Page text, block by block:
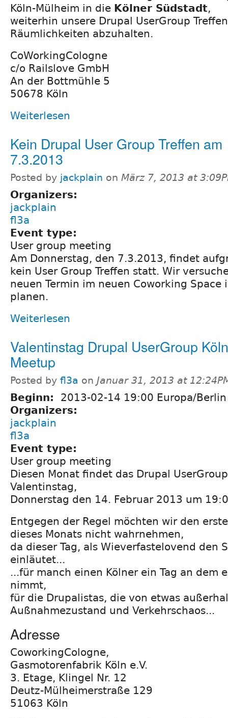
Köln-Mülheim in die Kölner Südstadt,
weiterhin unsere Drupal UserGroup
Räumlichkeiten abzuhalten.
CoWorkingCologne
c/o Railslove GmbH
An der Bottmühle 5
50678 Köln
Weiterlesen
Kein Drupal User Group Treffen am
7.3.2013
Posted by jackplain on März 7, 2013 at
Organizers:
jackplain
fl3a
Event type:
User group meeting
Am Donnerstag, den 7.3.2013, findet
kein User Group Treffen statt. Wir
neuen Termin im neuen Coworking Space
planen.
Weiterlesen
Valentinstag Drupal UserGroup
Meetup
Posted by fl3a on Januar 31, 2013 at
Beginn:
2013-02-14 19:00 Europa/Berlin
Organizers:
jackplain
fl3a
Event type:
User group meeting
Diesen Monat findet das Drupal
Valentinstag,
Donnerstag den 14. Februar 2013 um
Entgegen der Regel möchten wir den
dieses Monats nicht wahrnehmen,
da dieser Tag, als Wieverfastelovend den
einläutet...
...für manch einen Kölner ein Tag an dem
nimmt,
für die Drupalistas, die von etwas
Außnahmezustand und Verkehrschaos...
Adresse
CoworkingCologne,
Gasmotorenfabrik Köln e.V.
3. Etage, Klingel Nr. 12
Deutz-Mülheimerstraße 129
51063 Köln